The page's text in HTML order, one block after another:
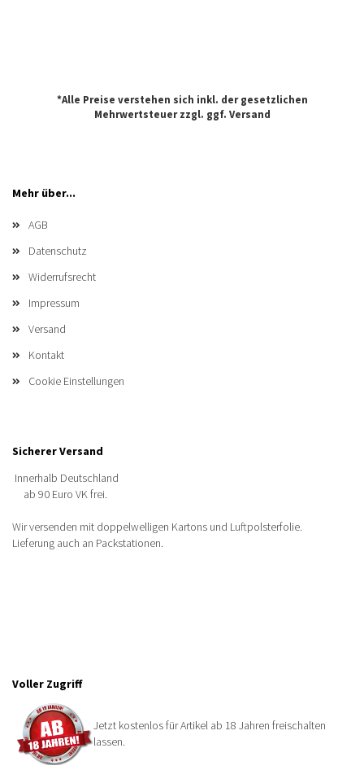
*Alle Preise verstehen sich inkl. der gesetzlichen
Mehrwertsteuer zzgl. ggf. Versand
Mehr über...
AGB
Datenschutz
Widerrufsrecht
Impressum
Versand
Kontakt
Cookie Einstellungen
Sicherer Versand
Innerhalb Deutschland
ab 90 Euro VK frei.
Wir versenden mit doppelwelligen Kartons und Luftpolsterfolie.
Lieferung auch an Packstationen.
Voller Zugriff
Jetzt kostenlos für Artikel ab 18 Jahren freischalten
lassen.